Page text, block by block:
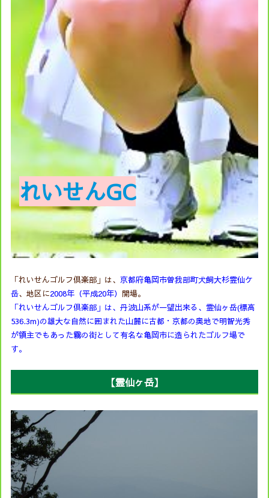
れいせんGC
「れいせんゴルフ倶楽部」は、京都府亀岡市曽我部町犬飼大杉霊仙ケ
岳、地区に2008年（平成20年） 開場。
「れいせんゴルフ倶楽部」は、丹波山系が一望出来る、霊仙ヶ岳(標高
536.3m)の雄大な自然に囲まれた山麓に古都・京都の奥地で明智光秀
が領主でもあった霧の街として有名な亀岡市に造られたゴルフ場で
す。
【霊仙ヶ岳】